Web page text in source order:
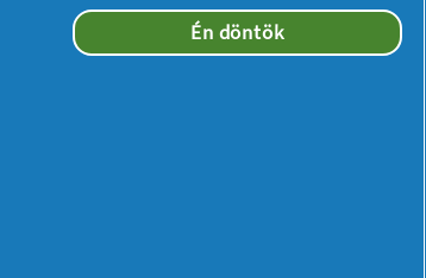
Én döntök